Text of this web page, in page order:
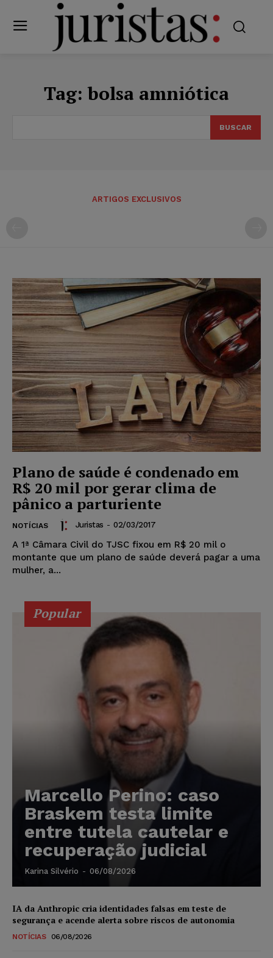
Tag:bolsa amniótica
BUSCAR
ARTIGOS EXCLUSIVOS
Plano de saúde é condenado em
R$ 20 mil por gerar clima de
pânico a parturiente
NOTÍCIAS Juristas - 02/03/2017
A 1ª Câmara Civil do TJSC fixou em R$ 20 mil o
montante que um plano de saúde deverá pagar a uma
mulher, a...
Popular
Marcello Perino: caso
Braskem testa limite
entre tutela cautelar e
recuperação judicial
Karina Silvério - 06/08/2026
IA da Anthropic cria identidades falsas em teste de
segurança e acende alerta sobre riscos de autonomia
NOTÍCIAS 06/08/2026